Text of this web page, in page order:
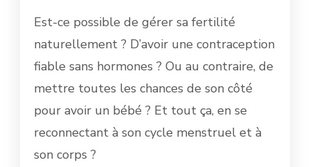
C’EST
?
(PODCAST
Est-ce possible de gérer sa fertilité
naturellement ? D’avoir une contraception
fiable sans hormones ? Ou au contraire, de
mettre toutes les chances de son côté
pour avoir un bébé ? Et tout ça, en se
reconnectant à son cycle menstruel et à
son corps ?